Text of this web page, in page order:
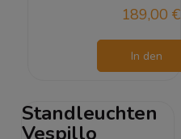
189,00 €
In den
Standleuchten
Vespillo